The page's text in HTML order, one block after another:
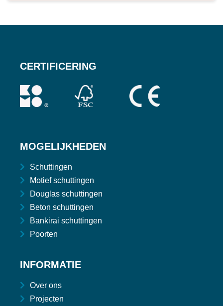
CERTIFICERING
MOGELIJKHEDEN
Schuttingen
Motief schuttingen
Douglas schuttingen
Beton schuttingen
Bankirai schuttingen
Poorten
INFORMATIE
Over ons
Projecten